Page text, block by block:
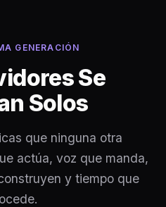
GENERACIÓN
Se
Solos
que ninguna otra
actúa, voz que manda,
y tiempo que